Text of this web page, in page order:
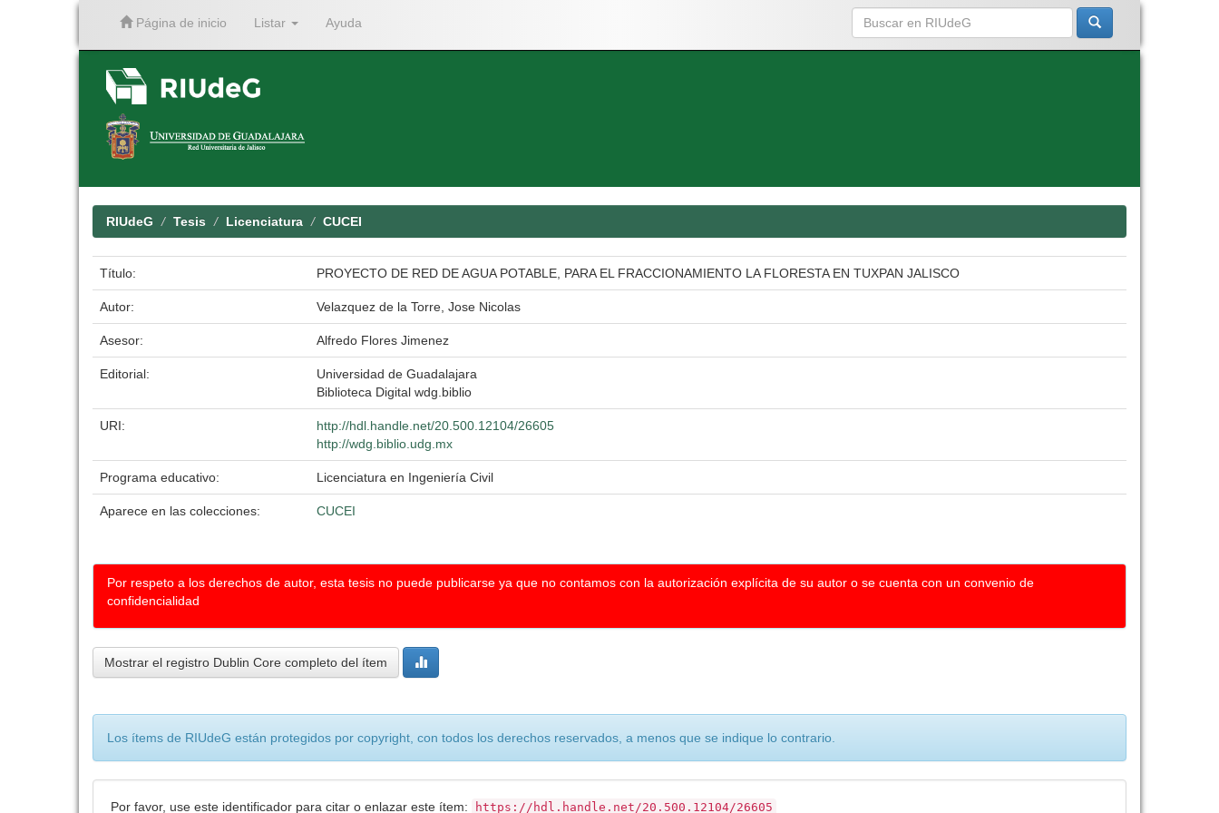
Página de inicio Listar Ayuda
RIUdeG Tesis Licenciatura CUCEI
Título: PROYECTO DE RED DE AGUA POTABLE, PARA EL FRACCIONAMIENTO LA FLORESTA EN TUXPAN JALISCO
Autor: Velazquez de la Torre, Jose Nicolas
Asesor: Alfredo Flores Jimenez
Editorial:
Universidad de Guadalajara
Biblioteca Digital wdg.biblio
URI:
http://hdl.handle.net/20.500.12104/26605
http://wdg.biblio.udg.mx
Programa educativo: Licenciatura en Ingeniería Civil
Aparece en las colecciones: CUCEI
Por respeto a los derechos de autor, esta tesis no puede publicarse ya que no contamos con la autorización explícita de su autor o se cuenta con un convenio de
confidencialidad
Mostrar el registro Dublin Core completo del ítem
Los ítems de RIUdeG están protegidos por copyright, con todos los derechos reservados, a menos que se indique lo contrario.
Por favor, use este identificador para citar o enlazar este ítem: https://hdl.handle.net/20.500.12104/26605